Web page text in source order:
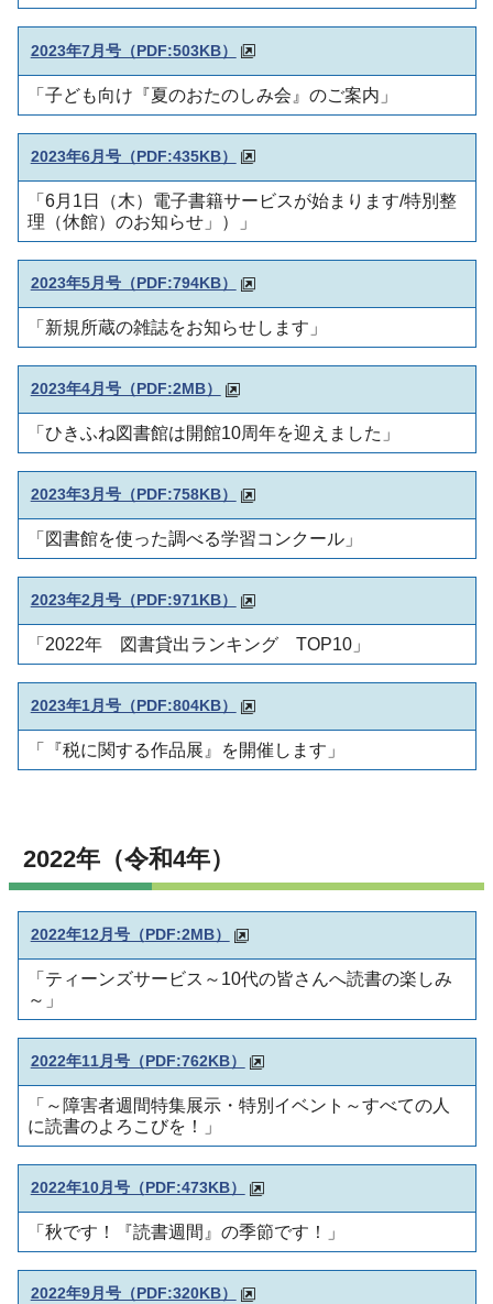
2023年7月号（PDF:503KB）
「子ども向け『夏のおたのしみ会』のご案内」
2023年6月号（PDF:435KB）
「6月1日（木）電子書籍サービスが始まります/特別整
理（休館）のお知らせ」）」
2023年5月号（PDF:794KB）
「新規所蔵の雑誌をお知らせします」
2023年4月号（PDF:2MB）
「ひきふね図書館は開館10周年を迎えました」
2023年3月号（PDF:758KB）
「図書館を使った調べる学習コンクール」
2023年2月号（PDF:971KB）
「2022年 図書貸出ランキング TOP10」
2023年1月号（PDF:804KB）
「『税に関する作品展』を開催します」
2022年（令和4年）
2022年12月号（PDF:2MB）
「ティーンズサービス～10代の皆さんへ読書の楽しみ
～」
2022年11月号（PDF:762KB）
「～障害者週間特集展示・特別イベント～すべての人
に読書のよろこびを！」
2022年10月号（PDF:473KB）
「秋です！『読書週間』の季節です！」
2022年9月号（PDF:320KB）